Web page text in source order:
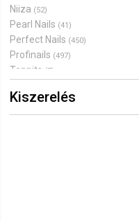
Niiza (52)
Pearl Nails (41)
Perfect Nails (450)
Profinails (497)
Toppits (7)
Kiszerelés